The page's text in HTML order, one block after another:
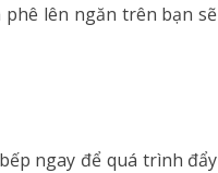
phê lên ngăn trên bạn sẽ
ngay để quá trình đẩy